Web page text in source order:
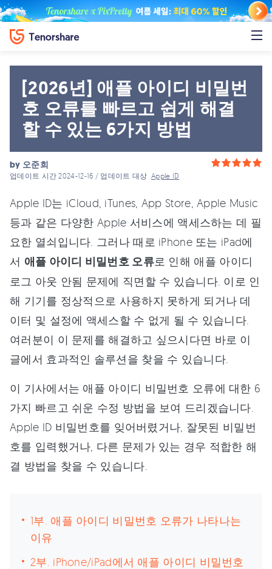
[2026년] 애플 아이디 비밀번
호 오류를 빠르고 쉽게 해결
할 수 있는 6가지 방법
by 오준희
업데이트 시간 2024-12-16 / 업데이트 대상 Apple ID
Apple ID는 iCloud, iTunes, App Store, Apple Music
등과 같은 다양한 Apple 서비스에 액세스하는 데 필
요한 열쇠입니다. 그러나 때로 iPhone 또는 iPad에
서 애플 아이디 비밀번호 오류로 인해 애플 아이디
로그 아웃 안됨 문제에 직면할 수 있습니다. 이로 인
해 기기를 정상적으로 사용하지 못하게 되거나 데
이터 및 설정에 액세스할 수 없게 될 수 있습니다.
여러분이 이 문제를 해결하고 싶으시다면 바로 이
글에서 효과적인 솔루션을 찾을 수 있습니다.
이 기사에서는 애플 아이디 비밀번호 오류에 대한 6
가지 빠르고 쉬운 수정 방법을 보여 드리겠습니다.
Apple ID 비밀번호를 잊어버렸거나, 잘못된 비밀번
호를 입력했거나, 다른 문제가 있는 경우 적합한 해
결 방법을 찾을 수 있습니다.
1부. 애플 아이디 비밀번호 오류가 나타나는
이유
2부. iPhone/iPad에서 애플 아이디 비밀번호